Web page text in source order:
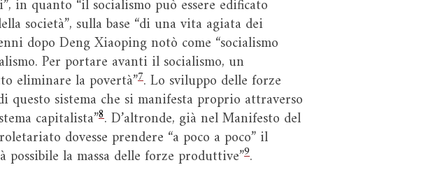
in quanto “il socialismo può essere edificato
società”, sulla base “di una vita agiata dei
dopo Deng Xiaoping notò come “socialismo
Per portare avanti il socialismo, un
eliminare la povertà”7. Lo sviluppo delle forze
sistema che si manifesta proprio attraverso
capitalista”8. D’altronde, già nel Manifesto del
dovesse prendere “a poco a poco” il
la massa delle forze produttive”9.